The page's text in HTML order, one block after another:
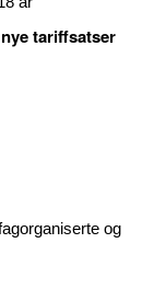
tariffsatser
og